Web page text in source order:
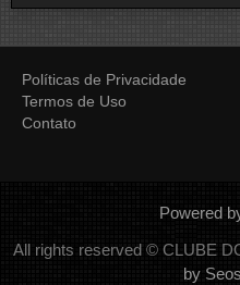
Políticas de Privacidade
Termos de Uso
Contato
Powered
All rights reserved © CLUBE
by